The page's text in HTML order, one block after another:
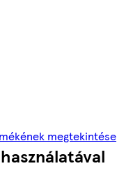
megtekintése